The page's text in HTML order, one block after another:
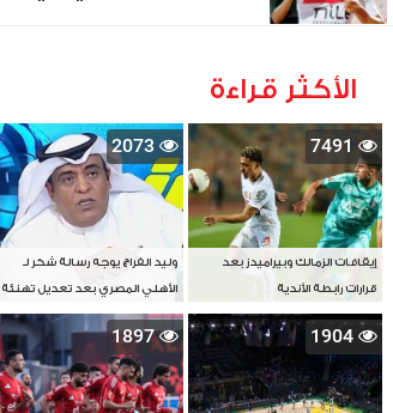
الأكثر قراءة
7491
إيقافات الزمالك وبيراميدز بعد
قرارات رابطة الأندية
2073
وليد الفراج يوجه رسالة شكر لـ
الأهلي المصري بعد تعديل تهنئة
بطل آسيا
1904
1897